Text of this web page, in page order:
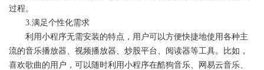
过程。
3.满足个性化需求
利用小程序无需安装的特点，用户可以方便快捷地使用各种主
流的音乐播放器、视频播放器、炒股平台、阅读器等工具。比如，
喜欢歌曲的用户，可以随时利用小程序在酷狗音乐、网易云音乐、